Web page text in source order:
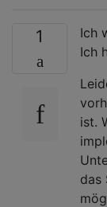
1
Ich
Ich
ist.
das